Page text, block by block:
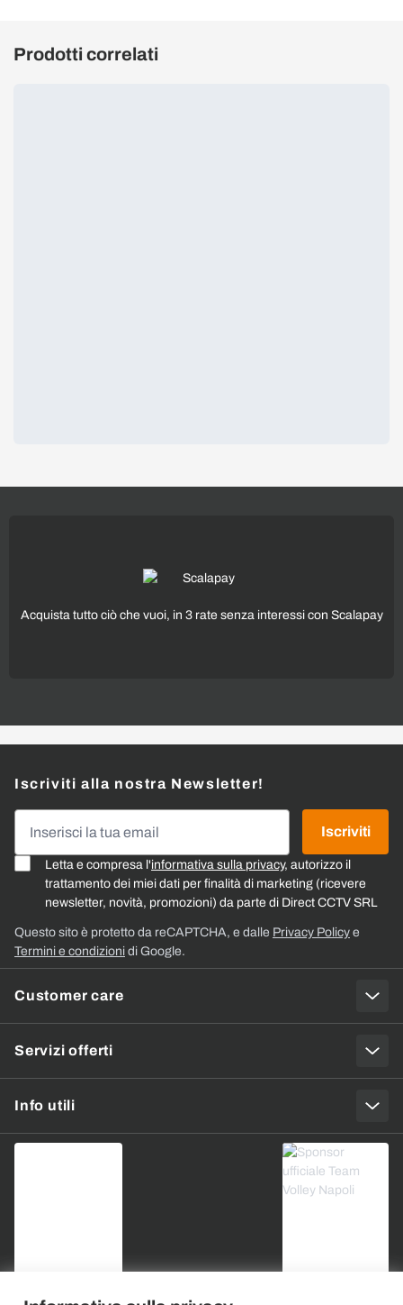
Prodotti correlati
Acquista tutto ciò che vuoi, in 3 rate senza interessi con Scalapay
Customer care
Servizi offerti
Info utili
Iscriviti alla nostra Newsletter!
Letta e compresa l'informativa sulla privacy, autorizzo il
trattamento dei miei dati per finalità di marketing (ricevere
newsletter, novità, promozioni) da parte di Direct CCTV SRL
Iscriviti
Questo sito è protetto da reCAPTCHA, e dalle Privacy Policy e
Termini e condizioni di Google.